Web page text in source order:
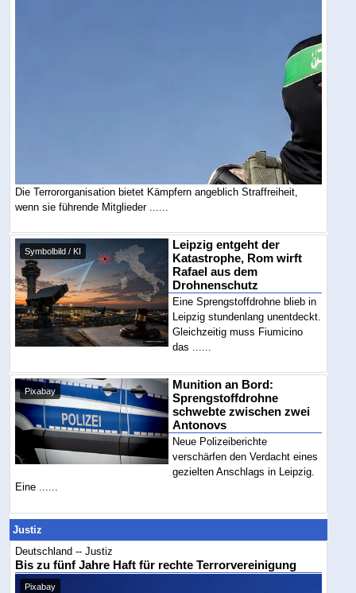
Die Terrororganisation bietet Kämpfern angeblich Straffreiheit,
wenn sie führende Mitglieder ......
Symbolbild / KI
Leipzig entgeht der
Katastrophe, Rom wirft
Rafael aus dem
Drohnenschutz
Eine Sprengstoffdrohne blieb in
Leipzig stundenlang unentdeckt.
Gleichzeitig muss Fiumicino
das ......
Pixabay
Munition an Bord:
Sprengstoffdrohne
schwebte zwischen zwei
Antonovs
Neue Polizeiberichte
verschärfen den Verdacht eines
gezielten Anschlags in Leipzig.
Eine ......
Justiz
Deutschland -- Justiz
Bis zu fünf Jahre Haft für rechte Terrorvereinigung
Pixabay